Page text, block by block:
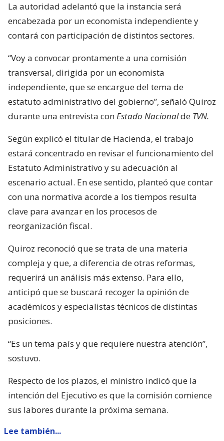
La autoridad adelantó que la instancia será
encabezada por un economista independiente y
contará con participación de distintos sectores.
“Voy a convocar prontamente a una comisión
transversal, dirigida por un economista
independiente, que se encargue del tema de
estatuto administrativo del gobierno”, señaló Quiroz
durante una entrevista conEstado Nacionalde TVN.
Según explicó el titular de Hacienda, el trabajo
estará concentrado en revisar el funcionamiento del
Estatuto Administrativo y su adecuación al
escenario actual. En ese sentido, planteó que contar
con una normativa acorde a los tiempos resulta
clave para avanzar en los procesos de
reorganización fiscal.
Quiroz reconoció que se trata de una materia
compleja y que, a diferencia de otras reformas,
requerirá un análisis más extenso. Para ello,
anticipó que se buscará recoger la opinión de
académicos y especialistas técnicos de distintas
posiciones.
“Es un tema país y que requiere nuestra atención”,
sostuvo.
Respecto de los plazos, el ministro indicó que la
intención del Ejecutivo es que la comisión comience
sus labores durante la próxima semana.
Lee también...